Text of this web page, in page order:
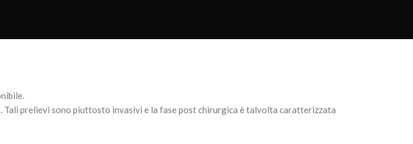
.
Tali prelievi sono piuttosto invasivi e la fase post chirurgica è talvolta caratterizzata